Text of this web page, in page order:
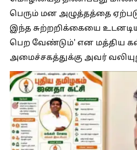
பெரும் மன அழுத்தத்தை
இந்த சுற்றறிக்கையை
பெற வேண்டும்' என மத்திய
அமைச்சகத்துக்கு அவர்